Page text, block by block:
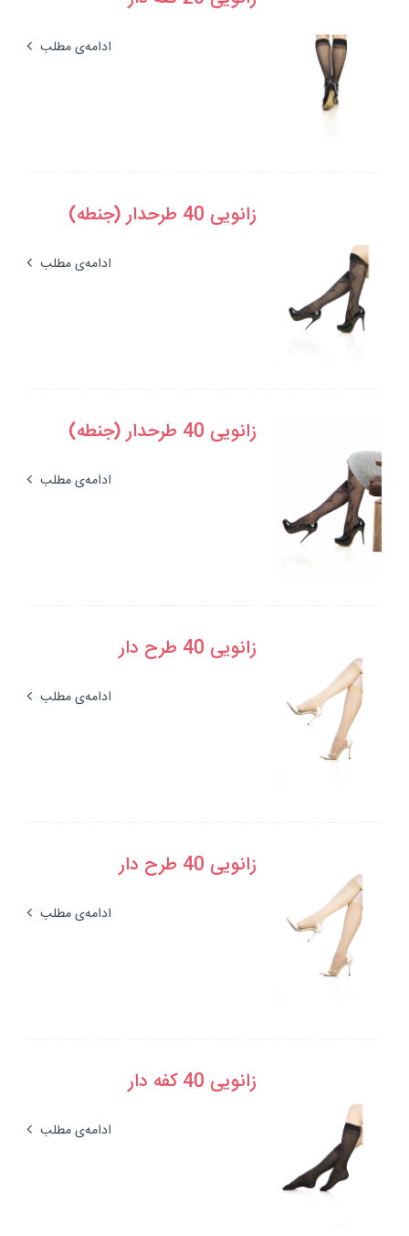
ادامه‌ی مطلب
زانویی 40 طرحدار (جنطه)
ادامه‌ی مطلب
زانویی 40 طرحدار (جنطه)
ادامه‌ی مطلب
زانویی 40 طرح دار
ادامه‌ی مطلب
زانویی 40 طرح دار
ادامه‌ی مطلب
زانویی 40 کفه دار
ادامه‌ی مطلب